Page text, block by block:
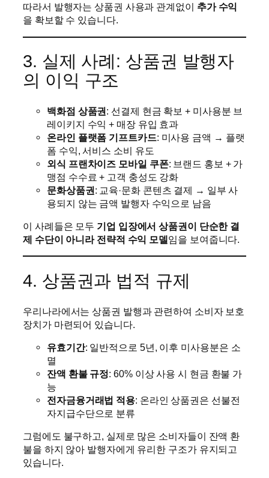
따라서 발행자는 상품권 사용과 관계없이 추가 수익
을 확보할 수 있습니다.
3. 실제 사례: 상품권 발행자
의 이익 구조
백화점 상품권: 선결제 현금 확보 + 미사용분 브
레이키지 수익 + 매장 유입 효과
온라인 플랫폼 기프트카드: 미사용 금액 → 플랫
폼 수익, 서비스 소비 유도
외식 프랜차이즈 모바일 쿠폰: 브랜드 홍보 + 가
맹점 수수료 + 고객 충성도 강화
문화상품권: 교육·문화 콘텐츠 결제 → 일부 사
용되지 않는 금액 발행자 수익으로 남음
이 사례들은 모두 기업 입장에서 상품권이 단순한 결
제 수단이 아니라 전략적 수익 모델임을 보여줍니다.
4. 상품권과 법적 규제
우리나라에서는 상품권 발행과 관련하여 소비자 보호
장치가 마련되어 있습니다.
유효기간: 일반적으로 5년, 이후 미사용분은 소
멸
잔액 환불 규정: 60% 이상 사용 시 현금 환불 가
능
전자금융거래법 적용: 온라인 상품권은 선불전
자지급수단으로 분류
그럼에도 불구하고, 실제로 많은 소비자들이 잔액 환
불을 하지 않아 발행자에게 유리한 구조가 유지되고
있습니다.